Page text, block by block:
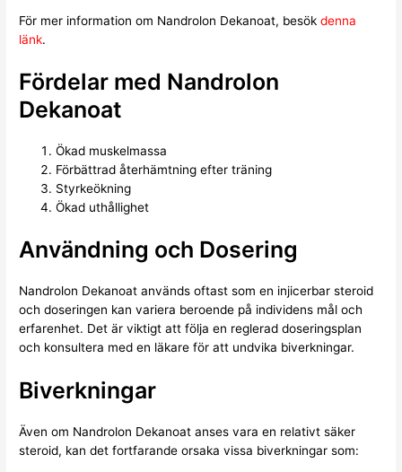
För mer information om Nandrolon Dekanoat, besökdenna
länk.
Fördelar med Nandrolon
Dekanoat
Ökad muskelmassa
Förbättrad återhämtning efter träning
Styrkeökning
Ökad uthållighet
Användning och Dosering
Nandrolon Dekanoat används oftast som en injicerbar steroid
och doseringen kan variera beroende på individens mål och
erfarenhet. Det är viktigt att följa en reglerad doseringsplan
och konsultera med en läkare för att undvika biverkningar.
Biverkningar
Även om Nandrolon Dekanoat anses vara en relativt säker
steroid, kan det fortfarande orsaka vissa biverkningar som: